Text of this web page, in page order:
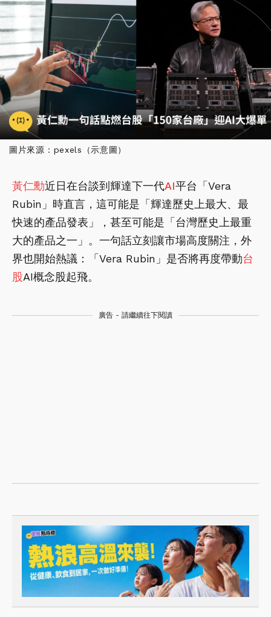
圖片來源：pexels（示意圖）
黃仁勳近日在台談到輝達下一代AI平台「Vera
Rubin」時直言，這可能是「輝達歷史上最大、最
快速的產品發表」，甚至可能是「台灣歷史上最重
大的產品之一」。一句話立刻讓市場高度關注，外
界也開始熱議：「Vera Rubin」是否將再度帶動台
股AI概念股起飛。
廣告 - 請繼續往下閱讀